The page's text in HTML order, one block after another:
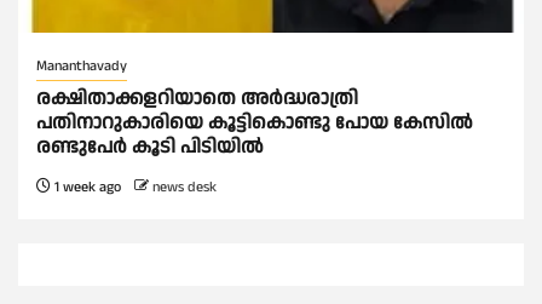
Mananthavady
രക്ഷിതാക്കളറിയാതെ അര്‍ദ്ധരാത്രി
പതിനാറുകാരിയെ കൂട്ടികൊണ്ടു പോയ കേസില്‍
രണ്ടുപേര്‍ കൂടി പിടിയില്‍
1 week ago news desk